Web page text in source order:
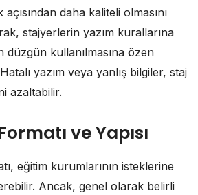
daha kaliteli olmasını
stajyerlerin yazım kurallarına
düzgün kullanılmasına özen
yazım veya yanlış bilgiler, staj
azaltabilir.
ve Yapısı
eğitim kurumlarının isteklerine
Ancak, genel olarak belirli